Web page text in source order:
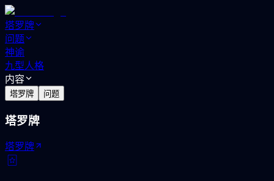
塔罗牌
问题
神谕
九型人格
内容
塔罗牌 问题
塔罗牌
塔罗牌